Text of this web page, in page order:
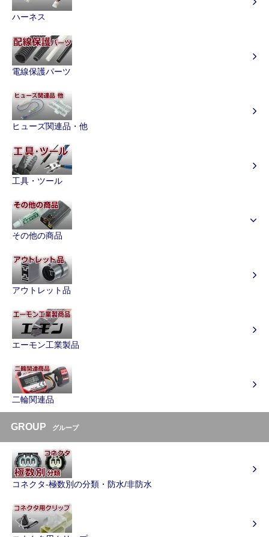
ハーネス
電線保護パーツ
ヒューズ関連品・他
工具・ツール
その他の商品
アウトレット品
エーモン工業製品
二輪関連品
GROUP グループ
コネクタ-極数別の分類・防水/非防水